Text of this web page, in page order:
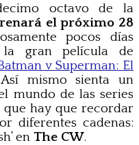
octavo de la
el próximo 28
pocos días
gran película de
v Superman: El
Así mismo sienta un
mundo de las series
hay que recordar
diferentes cadenas:
en The CW.